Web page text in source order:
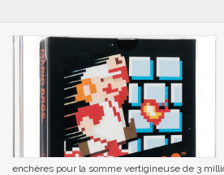
enchères pour la somme vertigineuse de 3